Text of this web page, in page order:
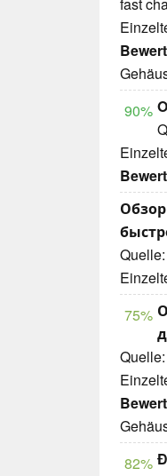
fast
90%
Quelle:
75%
Quelle:
82%